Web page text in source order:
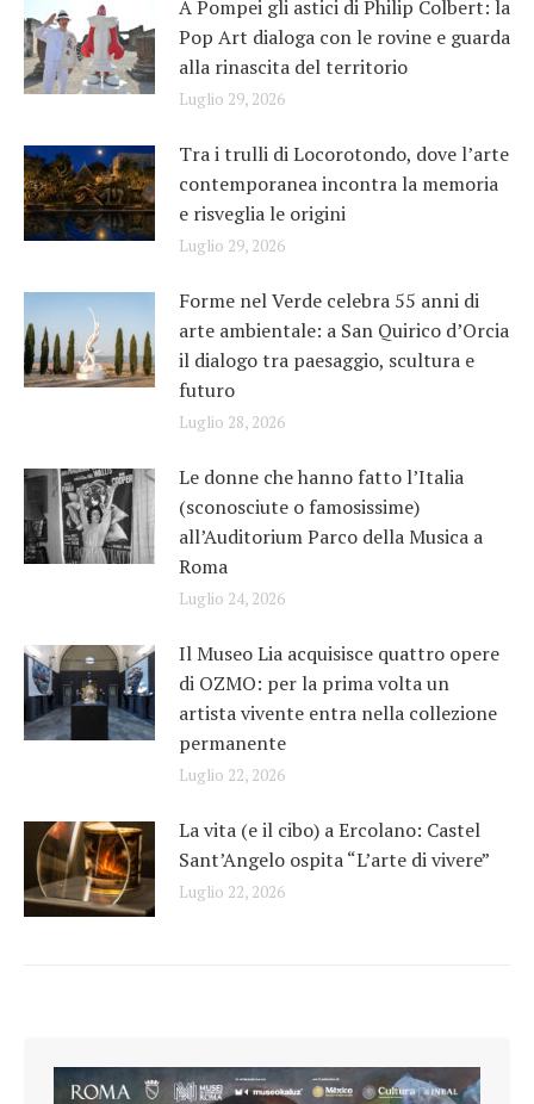
A Pompei gli astici di Philip Colbert: la
Pop Art dialoga con le rovine e guarda
alla rinascita del territorio
Luglio 29, 2026
Tra i trulli di Locorotondo, dove l’arte
contemporanea incontra la memoria
e risveglia le origini
Luglio 29, 2026
Forme nel Verde celebra 55 anni di
arte ambientale: a San Quirico d’Orcia
il dialogo tra paesaggio, scultura e
futuro
Luglio 28, 2026
Le donne che hanno fatto l’Italia
(sconosciute o famosissime)
all’Auditorium Parco della Musica a
Roma
Luglio 24, 2026
Il Museo Lia acquisisce quattro opere
di OZMO: per la prima volta un
artista vivente entra nella collezione
permanente
Luglio 22, 2026
La vita (e il cibo) a Ercolano: Castel
Sant’Angelo ospita “L’arte di vivere”
Luglio 22, 2026